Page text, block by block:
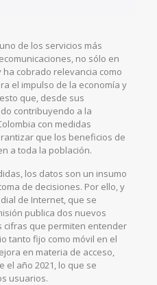
de los servicios más
no sólo en
ha cobrado relevancia como
el impulso de la economía y
que, desde sus
contribuyendo a la
con medidas
que los beneficios de
a toda la población.
los datos son un insumo
de decisiones. Por ello, y
de Internet, que se
publica dos nuevos
cifras que permiten entender
tanto fijo como móvil en el
en materia de acceso,
el año 2021, lo que se
usuarios.